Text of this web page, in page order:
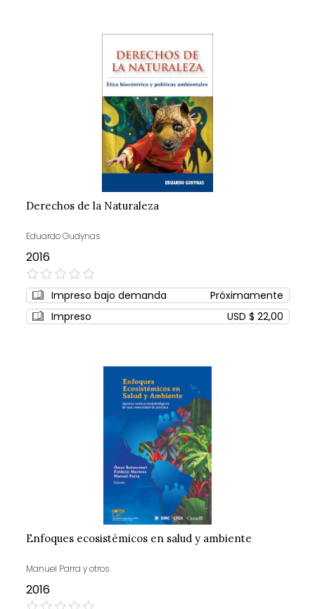
Derechos de la Naturaleza
Eduardo Gudynas
2016
0%
Impreso bajo demanda
Próximamente
Impreso
USD $ 22,00
Enfoques ecosistémicos en salud y ambiente
Manuel Parra y otros
2016